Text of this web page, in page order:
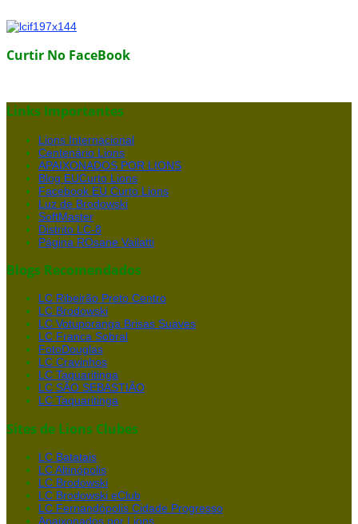
Curtir No FaceBook
Links Importantes
Lions Internacional
Centenário Lions
APAIXONADOS POR LIONS
Blog EUCurto Lions
Facebook EU Curto Lions
Luz de Brodowski
SoftMaster
Distrito LC-8
Página ROsane Vailatti
Blogs Recomendados
LC Ribeirão Preto Centro
LC Brodowski
LC Votuporanga Brisas Suaves
LC Franca Sobral
FotoDouglas
LC Cravinhos
LC Taquaritinga
LC SÃO SEBASTIÃO
LC Taquaritinga
Sites de Lions Clubes
LC Batatais
LC Altinópolis
LC Brodowski
LC Brodowski eClub
LC Fernandópolis Cidade Progresso
Apaixonados por Lions